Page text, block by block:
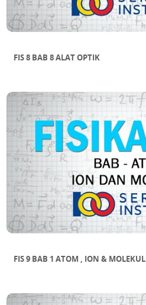
FIS 8 BAB 8 ALAT OPTIK
FIS 9 BAB 1 ATOM , ION & MOLEKUL